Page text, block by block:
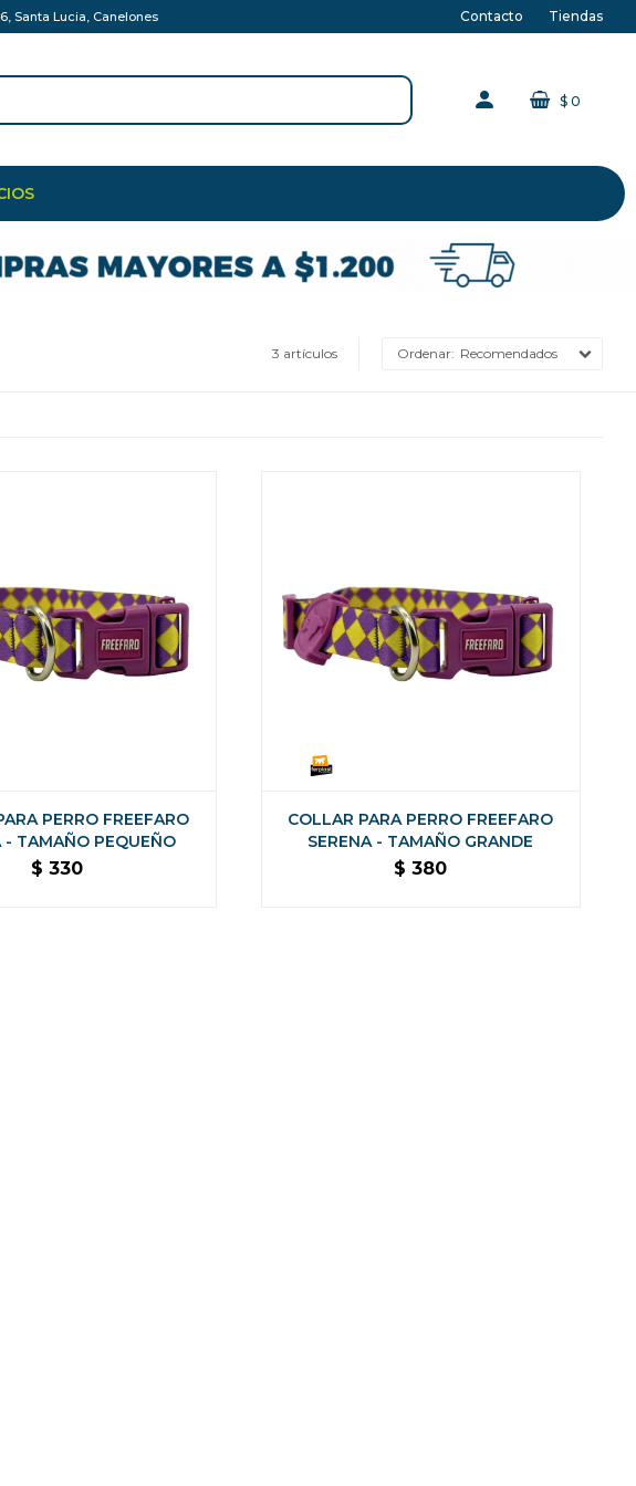
$ 0
Santa Lucia, Canelones Contacto Tiendas
3 artículos Recomendados
PERRO FREEFARO
- TAMAÑO PEQUEÑO
$ 330
COLLAR PARA PERRO FREEFARO
SERENA - TAMAÑO GRANDE
$ 380